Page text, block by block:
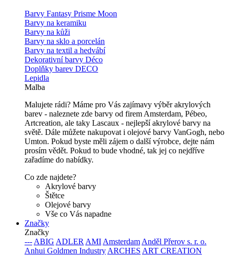
Barvy Fantasy Prisme Moon
Barvy na keramiku
Barvy na kůži
Barvy na sklo a porcelán
Barvy na textil a hedvábí
Dekorativní barvy Déco
Doplňky barev DECO
Lepidla
Malba
Malujete rádi? Máme pro Vás zajímavy výběr akrylových
barev - naleznete zde barvy od firem Amsterdam, Pébeo,
Artcreation, ale taky Lascaux - nejlepší akrylové barvy na
světě. Dále můžete nakupovat i olejové barvy VanGogh, nebo
Umton. Pokud byste měli zájem o další výrobce, dejte nám
prosím vědět. Pokud to bude vhodné, tak jej co nejdříve
zařadíme do nabídky.
Co zde najdete?
Akrylové barvy
Štětce
Olejové barvy
Vše co Vás napadne
Značky
Značky
--- ABIG ADLER AMI Amsterdam Anděl Přerov s. r. o.
Anhui Goldmen Industry ARCHES ART CREATION